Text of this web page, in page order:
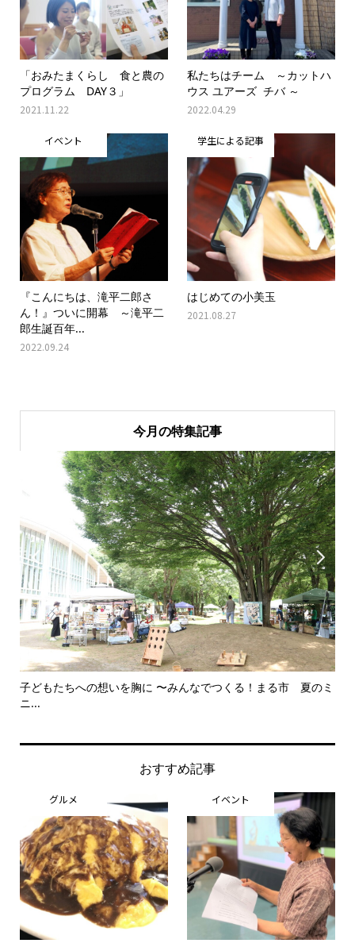
「おみたまくらし 食と農の
プログラム DAY３」
2021.11.22
私たちはチーム ～カットハ
ウス ユアーズ チバ ～
2022.04.29
イベント
『こんにちは、滝平二郎さ
ん！』ついに開幕 ～滝平二
郎生誕百年...
2022.09.24
学生による記事
はじめての小美玉
2021.08.27
今月の特集記事

子どもたちへの想いを胸に 〜みんなでつくる！まる市 夏のミ
ニ...

おすすめ記事
グルメ イベント